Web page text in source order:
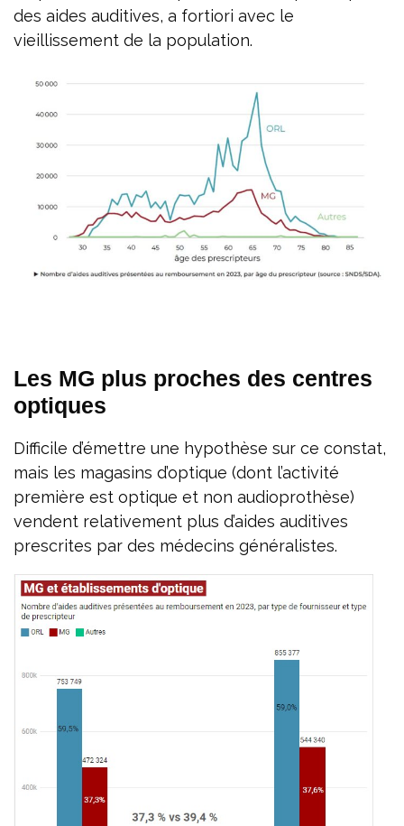
des aides auditives, a fortiori avec le
vieillissement de la population.
Les MG plus proches des centres
optiques
Difficile d’émettre une hypothèse sur ce constat,
mais les magasins d’optique (dont l’activité
première est optique et non audioprothèse)
vendent relativement plus d’aides auditives
prescrites par des médecins généralistes.